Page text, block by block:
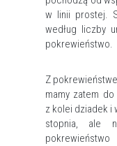
w linii prostej.
według liczby
pokrewieństwo.
Z
mamy zatem
z kolei dziadek i
stopnia, ale